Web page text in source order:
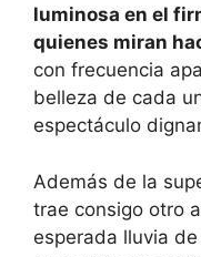
luminosa en el
quienes miran
con frecuencia
belleza de cada
espectáculo
Además de la
trae consigo otro
esperada lluvia